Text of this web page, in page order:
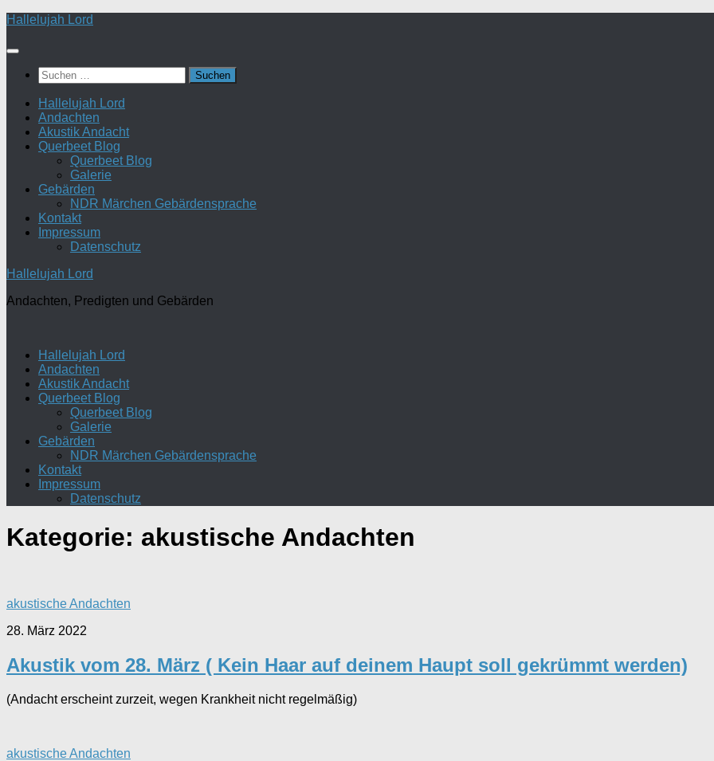
Zum
springen
Hallelujah Lord
Suchen
nach:
Hallelujah Lord
Andachten
Akustik Andacht
Querbeet Blog
Querbeet Blog
Galerie
Gebärden
NDR Märchen Gebärdensprache
Kontakt
Impressum
Datenschutz
Hallelujah Lord
Andachten, Predigten und Gebärden
Hallelujah Lord
Andachten
Akustik Andacht
Querbeet Blog
Querbeet Blog
Galerie
Gebärden
NDR Märchen Gebärdensprache
Kontakt
Impressum
Datenschutz
Kategorie: akustische Andachten
akustische Andachten
28. März 2022
Akustik vom 28. März ( Kein Haar auf deinem Haupt soll gekrümmt werden)
(Andacht erscheint zurzeit, wegen Krankheit nicht regelmäßig)
akustische Andachten